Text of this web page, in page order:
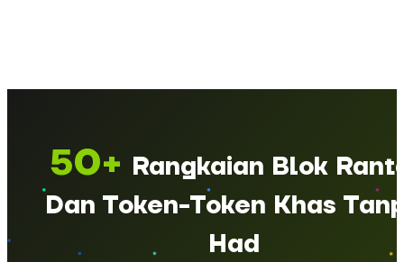
50+ Rangkaian Blok
Dan Token-Token Khas
Had